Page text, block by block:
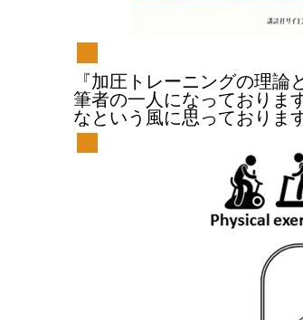
『加圧トレーニングの理
筆者の一人になっておりま
なという風に思っております